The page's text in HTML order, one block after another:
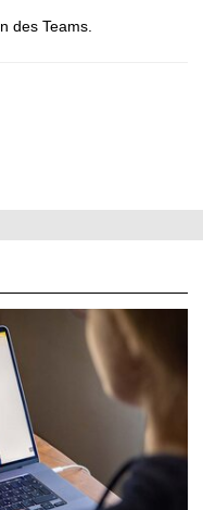
des Teams.